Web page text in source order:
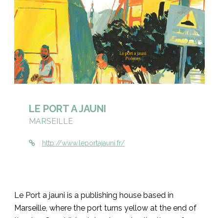
LE PORT A JAUNI
MARSEILLE
http://www.leportajauni.fr/
Le Port a jauni is a publishing house based in
Marseille, where the port turns yellow at the end of